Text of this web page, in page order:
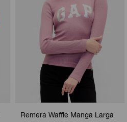
Remera Waffle Manga Larga